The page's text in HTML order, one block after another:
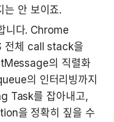
는 안 보이죠.
니다. Chrome
전체 call stack을
의 직렬화
의 인터리빙까지
Task를 잡아내고,
을 정확히 짚을 수